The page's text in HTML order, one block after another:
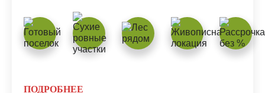
ПОДРОБНЕЕ